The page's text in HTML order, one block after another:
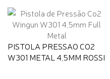
PISTOLA PRESSAO CO2
W301 METAL 4,5MM ROSSI